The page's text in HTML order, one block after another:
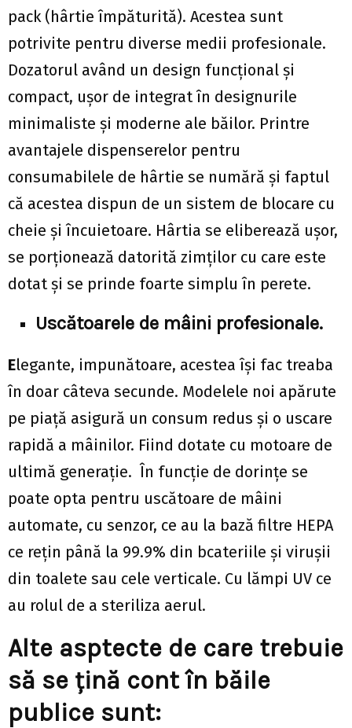
pack (hârtie împăturită). Acestea sunt
potrivite pentru diverse medii profesionale.
Dozatorul având un design funcțional și
compact, ușor de integrat în designurile
minimaliste și moderne ale băilor. Printre
avantajele dispenserelor pentru
consumabilele de hârtie se numără și faptul
că acestea dispun de un sistem de blocare cu
cheie și încuietoare. Hârtia se eliberează ușor,
se porționează datorită zimților cu care este
dotat și se prinde foarte simplu în perete.
Uscătoarele de mâini profesionale.
Elegante, impunătoare, acestea își fac treaba
în doar câteva secunde. Modelele noi apărute
pe piață asigură un consum redus și o uscare
rapidă a mâinilor. Fiind dotate cu motoare de
ultimă generație. În funcție de dorințe se
poate opta pentru uscătoare de mâini
automate, cu senzor, ce au la bază filtre HEPA
ce rețin până la 99.9% din bcateriile și virușii
din toalete sau cele verticale. Cu lămpi UV ce
au rolul de a steriliza aerul.
Alte asptecte de care trebuie
să se țină cont în băile
publice sunt: